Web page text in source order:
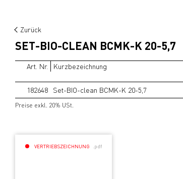
Zurück
SET-BIO-CLEAN BCMK-K 20-5,7
Art. Nr. Kurzbezeichnung
182648 Set-BIO-clean BCMK-K 20-5,7
Preise exkl. 20% USt.
VERTRIEBSZEICHNUNG .pdf